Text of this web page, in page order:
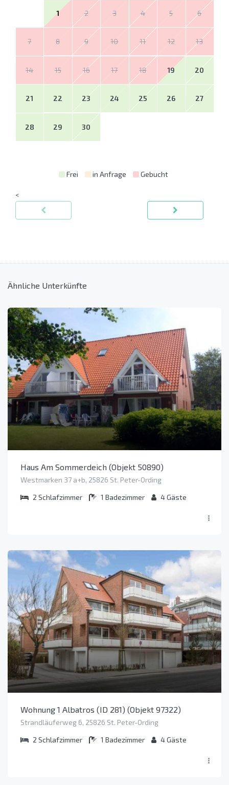
1 2 3 4 5 6
7 8 9 10 11 12 13
14 15 16 17 18 19 20
21 22 23 24 25 26 27
28 29 30
Frei in Anfrage Gebucht
<
Ähnliche Unterkünfte
Haus Am Sommerdeich (Objekt 50890)
Westmarken 37 a+b, 25826 St. Peter-Ording
2 Schlafzimmer 1 Badezimmer 4Gäste
Wohnung 1 Albatros (ID 281) (Objekt 97322)
Strandläuferweg 6, 25826 St. Peter-Ording
2 Schlafzimmer 1 Badezimmer 4Gäste